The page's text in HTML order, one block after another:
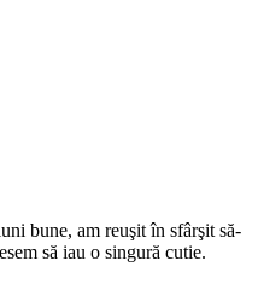
bune, am reuşit în sfârşit să-
să iau o singură cutie.